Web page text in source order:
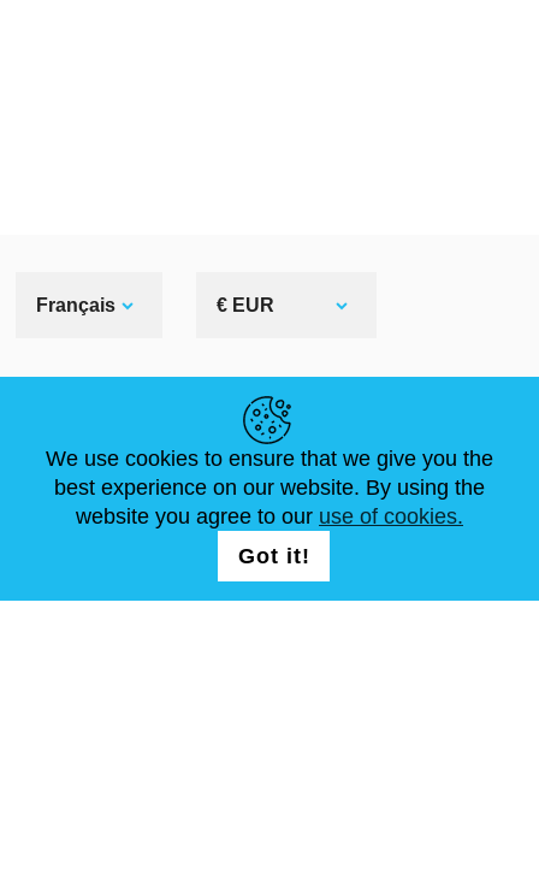
Français € EUR
ACTUALITÉS
ARTICLES
ABOUT US
FAQ
DIMENSIONS
NOUS CONTACTER
We use cookies to ensure that we give you the
best experience on our website. By using the
website you agree to our use of cookies.
Got it!